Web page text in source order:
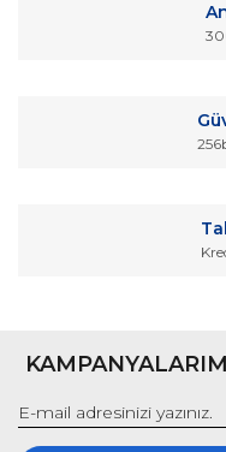
Ürün bilgilerinde